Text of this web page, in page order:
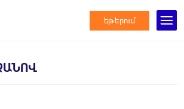
եթերում